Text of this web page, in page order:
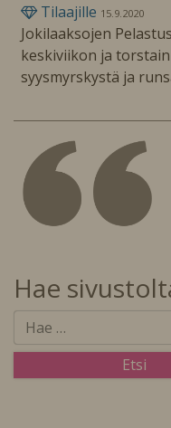
Tilaajille 15.9.2020
Jokilaaksojen
keskiviikon ja
syysmyrskystä ja
Hae